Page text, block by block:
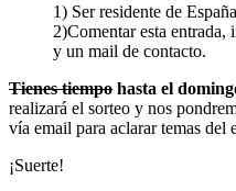
1) Ser residente de
2)Comentar esta
y un mail de contacto.
Tienes tiempo hasta el
realizará el sorteo y nos
vía email para aclarar temas del
¡Suerte!